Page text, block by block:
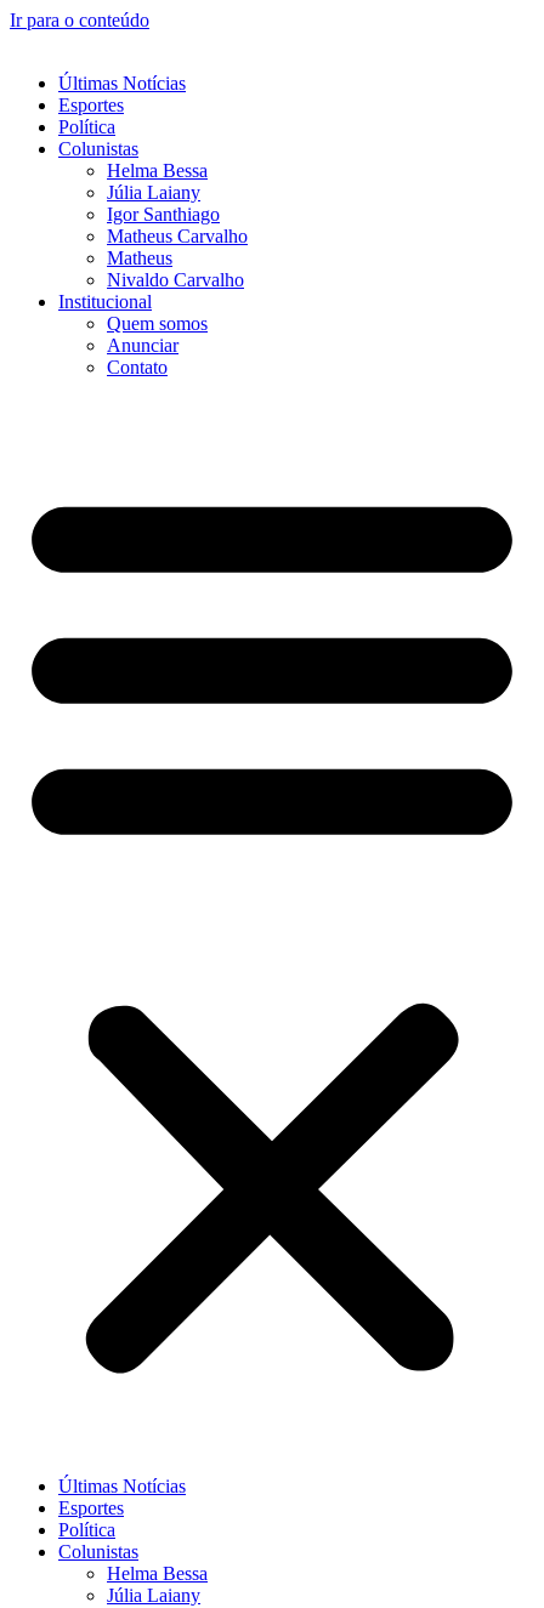
Ir para o conteúdo
Últimas Notícias
Esportes
Política
Colunistas
Helma Bessa
Júlia Laiany
Igor Santhiago
Matheus Carvalho
Matheus
Nivaldo Carvalho
Institucional
Quem somos
Anunciar
Contato
Últimas Notícias
Esportes
Política
Colunistas
Helma Bessa
Júlia Laiany